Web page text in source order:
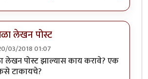
लेखन पोस्ट
03/2018 01:07
लेखन पोस्ट झाल्यास काय करावे? एक
टाकायचे?